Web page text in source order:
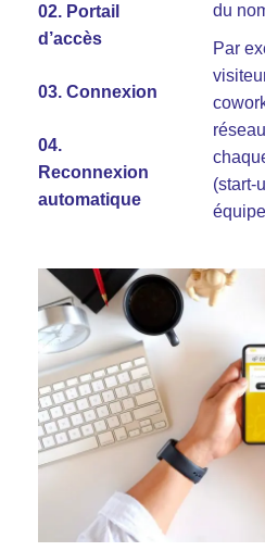
02. Portail
d’accès
03. Connexion
04.
Reconnexion
automatique
du
Par
(start-
Pour
pros :
sur
dédié
la
sa